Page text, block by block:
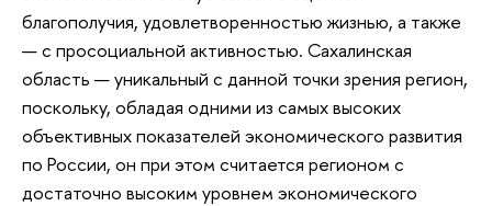
благополучия, удовлетворенностью жизнью, а также
— с просоциальной активностью. Сахалинская
область — уникальный с данной точки зрения регион,
поскольку, обладая одними из самых высоких
объективных показателей экономического развития
по России, он при этом считается регионом с
достаточно высоким уровнем экономического